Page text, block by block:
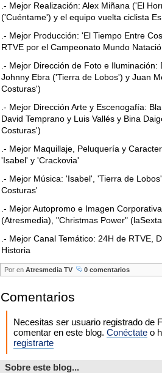
.- Mejor Realización: Alex Miñana ('El
('Cuéntame') y el equipo vuelta ciclista
.- Mejor Producción: 'El Tiempo Entre
RTVE por el Campeonato Mundo
.- Mejor Dirección de Foto e Iluminación:
Johnny Ebra ('Tierra de Lobos') y Juan
Costuras')
.- Mejor Dirección Arte y Escenogafía:
David Temprano y Luis Vallés y Bina
Costuras')
.- Mejor Maquillaje, Peluquería y
'Isabel' y 'Crackovia'
.- Mejor Música: 'Isabel', 'Tierra de
Costuras'
.- Mejor Autopromo e Imagen
(Atresmedia), "Christmas Power"
.- Mejor Canal Temático: 24H de RTVE,
Historia
Por en Atresmedia TV 0 comentarios
Comentarios
Necesitas ser usuario registrado de
comentar en este blog. Conéctate o
registrarte
Sobre este blog...